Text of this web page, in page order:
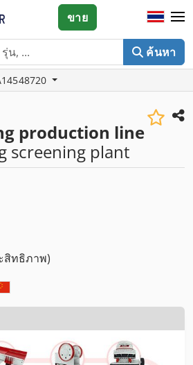
ค้นหา
ขาย
production line
screening plant
สิทธิภาพ)